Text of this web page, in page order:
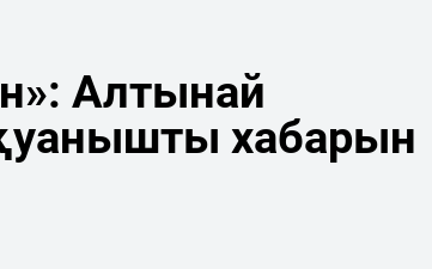
Алтынай
хабарын